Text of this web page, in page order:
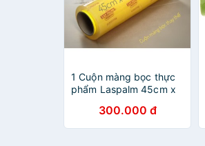
1 Cuộn màng bọc thực
phẩm Laspalm 45cm x
300.000 đ